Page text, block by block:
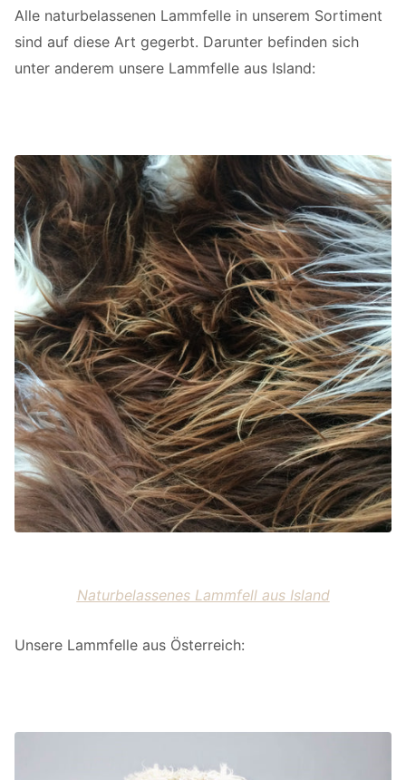
Alle naturbelassenen Lammfelle in unserem Sortiment
sind auf diese Art gegerbt. Darunter befinden sich
unter anderem unsere Lammfelle aus Island:
Naturbelassenes Lammfell aus Island
Unsere Lammfelle aus Österreich: